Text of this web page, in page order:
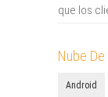
que los
Nube
Android